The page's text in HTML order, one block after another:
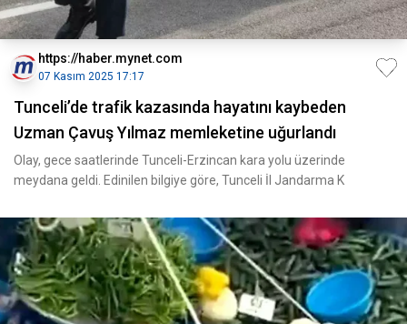
https://haber.mynet.com
07 Kasım 2025 17:17
Tunceli’de trafik kazasında hayatını kaybeden
Uzman Çavuş Yılmaz memleketine uğurlandı
Olay, gece saatlerinde Tunceli-Erzincan kara yolu üzerinde
meydana geldi. Edinilen bilgiye göre, Tunceli İl Jandarma K